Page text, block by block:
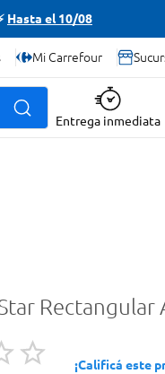
Hasta el 10/08
Mi Carrefour
Entrega inmediata
Rectangular
¡Calificá este